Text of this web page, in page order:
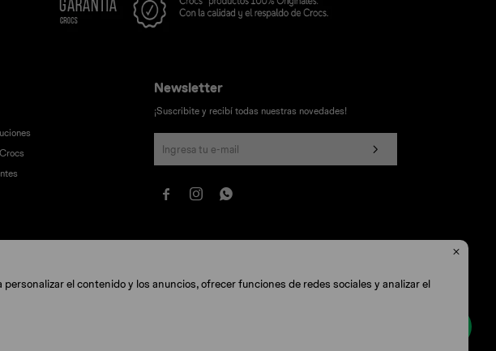

el contenido y los anuncios, ofrecer funciones de redes sociales y analizar el
Newsletter
¡Suscribite y recibí todas nuestras novedades!
  